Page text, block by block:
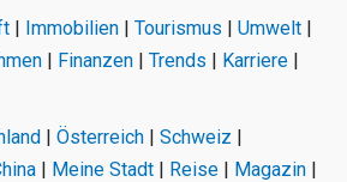
| Immobilien | Tourismus | Umwelt |
| Finanzen | Trends | Karriere |
| Österreich | Schweiz |
| Meine Stadt | Reise | Magazin |